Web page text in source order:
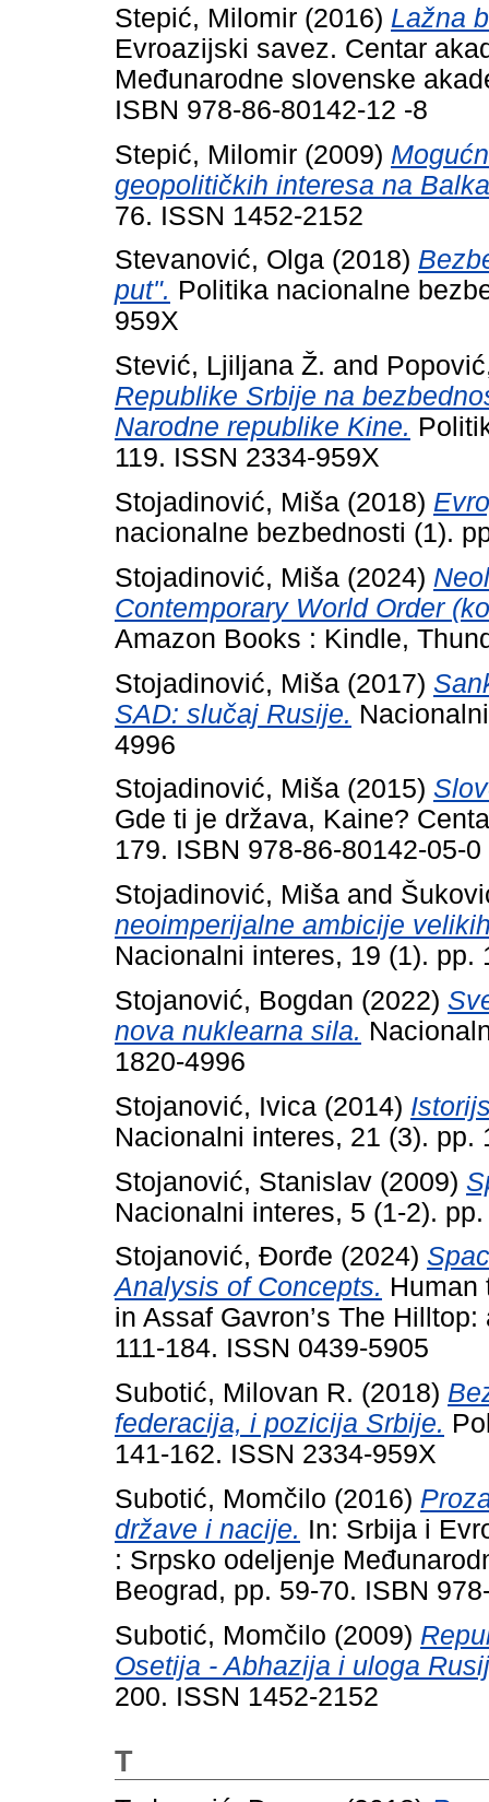
Stepić, Milomir (2016) Lažna
Evroazijski savez. Centar
Međunarodne slovenske
ISBN 978-86-80142-12 -8
Stepić, Milomir (2009)
geopolitičkih interesa na
76. ISSN 1452-2152
Stevanović, Olga (2018)
put". Politika nacionalne
959X
Stević, Ljiljana Ž. and
Republike Srbije na
Narodne republike Kine.
119. ISSN 2334-959X
Stojadinović, Miša (2018)
nacionalne bezbednosti (1).
Stojadinović, Miša (2024)
Contemporary World Order
Amazon Books : Kindle,
Stojadinović, Miša (2017)
SAD: slučaj Rusije.
4996
Stojadinović, Miša (2015)
Gde ti je država, Kaine?
179. ISBN 978-86-80142-05-0
Stojadinović, Miša and
neoimperijalne ambicije
Nacionalni interes, 19 (1). pp.
Stojanović, Bogdan (2022)
nova nuklearna sila.
1820-4996
Stojanović, Ivica (2014)
Nacionalni interes, 21 (3). pp.
Stojanović, Stanislav (2009)
Nacionalni interes, 5 (1-2).
Stojanović, Đorđe (2024)
Analysis of Concepts. Human
in Assaf Gavron’s The
111-184. ISSN 0439-5905
Subotić, Milovan R. (2018)
federacija, i pozicija Srbije.
141-162. ISSN 2334-959X
Subotić, Momčilo (2016)
države i nacije. In: Srbija i
: Srpsko odeljenje
Beograd, pp. 59-70. ISBN
Subotić, Momčilo (2009)
Osetija - Abhazija i uloga
200. ISSN 1452-2152
T